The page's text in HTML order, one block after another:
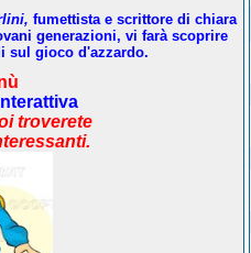
fumettista e scrittore di chiara
generazioni, vi farà scoprire
sul gioco d'azzardo.
troverete